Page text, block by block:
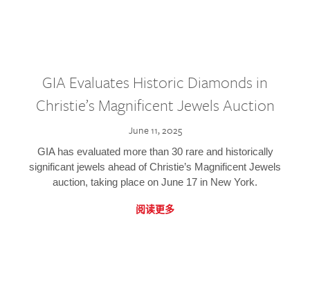
GIA Evaluates Historic Diamonds in
Christie’s Magnificent Jewels Auction
June 11, 2025
GIA has evaluated more than 30 rare and historically
significant jewels ahead of Christie’s Magnificent Jewels
auction, taking place on June 17 in New York.
阅读更多